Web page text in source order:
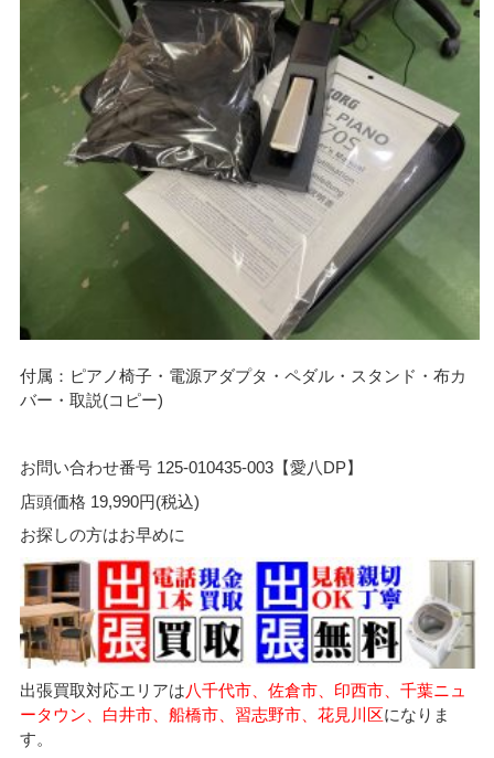
付属：ピアノ椅子・電源アダプタ・ペダル・スタンド・布カ
バー・取説(コピー)
お問い合わせ番号 125-010435-003【愛八DP】
店頭価格 19,990円(税込)
お探しの方はお早めに
出張買取対応エリアは八千代市、佐倉市、印西市、千葉ニュ
ータウン、白井市、船橋市、習志野市、花見川区になりま
す。